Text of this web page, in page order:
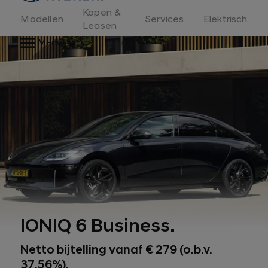
Modellen
Kopen &
Leasen
Services
Elektrisch
Menu
IONIQ 6 Business.
Netto bijtelling vanaf € 279 (o.b.v.